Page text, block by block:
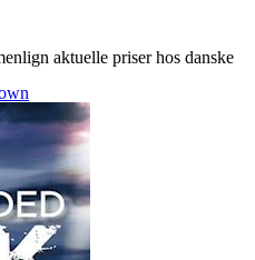
aktuelle priser hos danske